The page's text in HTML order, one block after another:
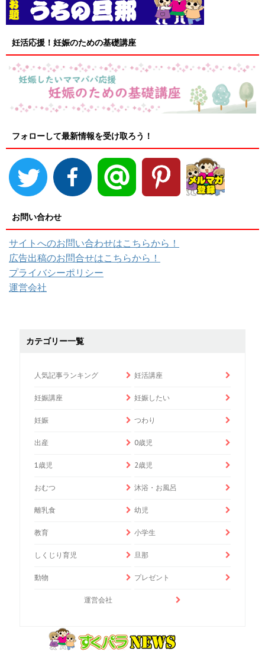
妊活応援！妊娠のための基礎講座
フォローして最新情報を受け取ろう！
お問い合わせ
サイトへのお問い合わせはこちらから！
広告出稿のお問合せはこちらから！
プライバシーポリシー
運営会社
カテゴリー一覧
人気記事ランキング 妊活講座
妊娠講座 妊娠したい
妊娠 つわり
出産 0歳児
1歳児 2歳児
おむつ 沐浴・お風呂
離乳食 幼児
教育 小学生
しくじり育児 旦那
動物 プレゼント
運営会社